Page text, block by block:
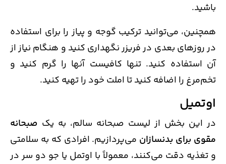
باشید.
همچنین، می‌توانید ترکیب گوجه و پیاز را برای استفاده
در روزهای بعدی در فریزر نگهداری کنید و هنگام نیاز از
آن استفاده کنید. تنها کافیست آنها را گرم کنید و
تخم‌مرغ را اضافه کنید تا املت خود را تهیه کنید.
اوتمیل
در‌ این بخش از لیست صبحانه سالم، به یک صبحانه
مقوی برای بدنسازان می‌پردازیم. افرادی که به سلامتی
و تغذیه دقت می‌کنند، معمولاً با اوتمل یا جو دو سر در